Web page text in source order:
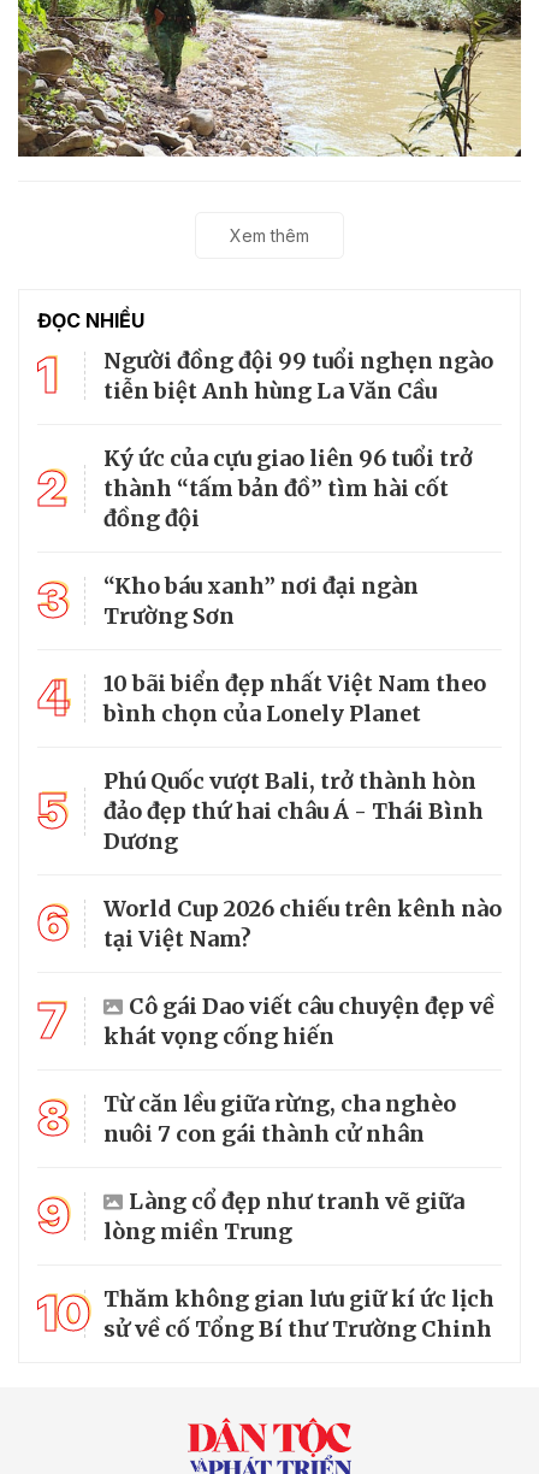
Xem thêm
ĐỌC NHIỀU
1
Người đồng đội 99 tuổi nghẹn ngào
tiễn biệt Anh hùng La Văn Cầu
2
Ký ức của cựu giao liên 96 tuổi trở
thành “tấm bản đồ” tìm hài cốt
đồng đội
3
“Kho báu xanh” nơi đại ngàn
Trường Sơn
4
10 bãi biển đẹp nhất Việt Nam theo
bình chọn của Lonely Planet
5
Phú Quốc vượt Bali, trở thành hòn
đảo đẹp thứ hai châu Á - Thái Bình
Dương
6
World Cup 2026 chiếu trên kênh nào
tại Việt Nam?
7
Cô gái Dao viết câu chuyện đẹp về
khát vọng cống hiến
8
Từ căn lều giữa rừng, cha nghèo
nuôi 7 con gái thành cử nhân
9
Làng cổ đẹp như tranh vẽ giữa
lòng miền Trung
10 Thăm không gian lưu giữ kí ức lịch
sử về cố Tổng Bí thư Trường Chinh